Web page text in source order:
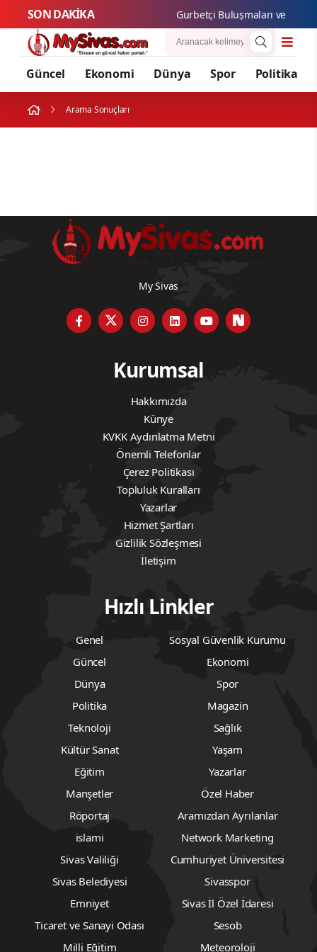
SON DAKİKA Gurbetçi Buluşmaları ve
Güncel Ekonomi Dünya Spor Politika
Arama Sonuçları
My Sivas
Kurumsal
Hakkımızda
Künye
KVKK Aydınlatma Metni
Önemli Telefonlar
Çerez Politikası
Topluluk Kuralları
Yazarlar
Hizmet Şartları
Gizlilik Sözleşmesi
İletişim
Hızlı Linkler
Genel
Sosyal Güvenlik Kurumu
Güncel
Ekonomi
Dünya
Spor
Politika
Magazin
Teknoloji
Sağlık
Kültür Sanat
Yaşam
Eğitim
Yazarlar
Manşetler
Özel Haber
Röportaj
Aramızdan Ayrılanlar
islami
Network Marketing
Sivas Valiliği
Cumhuriyet Üniversitesi
Sivas Belediyesi
Sivasspor
Emniyet
Sivas İl Özel İdaresi
Ticaret ve Sanayi Odası
Sesob
Milli Eğitim
Meteoroloji